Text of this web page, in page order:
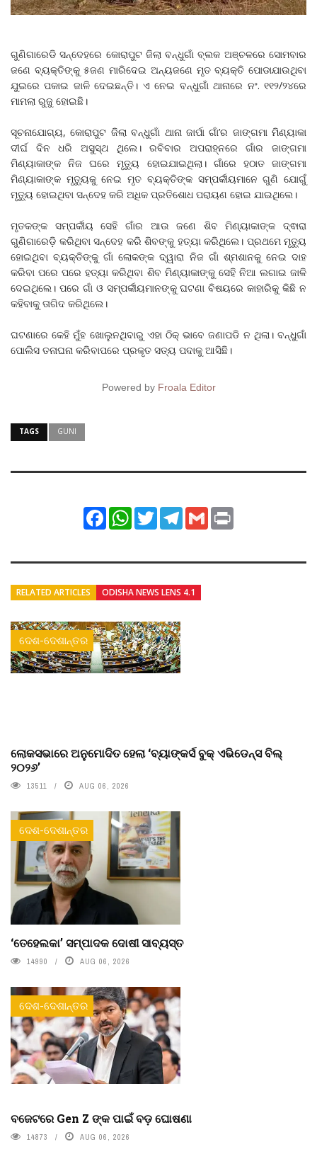
ଗୁଣିଗାରେଡି ସନ୍ଦେହରେ କୋରାପୁଟ ଜିଲା ବନ୍ଧୁଗାଁ ବ୍ଲକ ଅଞ୍ଚଳରେ ସୋମବାର
ଜଣେ ବ୍ୟକ୍ତିଙ୍କୁ ୫ଜଣ ମାରିଦେଇ ଅନ୍ୟଜଣେ ମୃତ ବ୍ୟକ୍ତି ପୋଡାଯାଉଥିବା
ଯୁଇରେ ପକାଇ ଜାଳି ଦେଇଛନ୍ତି। ଏ ନେଇ ବନ୍ଧୁଗାଁ ଥାନାରେ ନଂ. ୧୧୨/୨୪ରେ
ମାମଲା ରୁଜୁ ହୋଇଛି।
ସୂଚନାଯୋଗ୍ୟ, କୋରାପୁଟ ଜିଲା ବନ୍ଧୁଗାଁ ଥାନା ଜାର୍ପା ଗାଁ’ର ଜାଙ୍ଗମା ମିଣ୍ୟାକା
ଦୀର୍ଘ ଦିନ ଧରି ଅସୁସ୍ଥ ଥିଲେ। ରବିବାର ଅପରାହ୍ନରେ ଗାଁର ଜାଙ୍ଗମା
ମିଣ୍ୟାକାଙ୍କ ନିଜ ଘରେ ମୃତ୍ୟୁ ହୋଇଯାଇଥିଲା। ଗାଁରେ ହଠାତ ଜାଙ୍ଗମା
ମିଣ୍ୟାକାଙ୍କ ମୃତ୍ୟୁକୁ ନେଇ ମୃତ ବ୍ୟକ୍ତିଙ୍କ ସମ୍ପର୍କୀୟମାନେ ଗୁଣି ଯୋଗୁଁ
ମୃତ୍ୟୁ ହୋଇଥିବା ସନ୍ଦେହ କରି ଅଧିକ ପ୍ରତିଶୋଧ ପରାୟଣ ହୋଇ ଯାଇଥିଲେ।
ମୃତକଙ୍କ ସମ୍ପର୍କୀୟ ସେହି ଗାଁର ଆଉ ଜଣେ ଶିବ ମିଣ୍ୟାକାଙ୍କ ଦ୍ଵାରା
ଗୁଣିଗାରେଡ଼ି କରିଥିବା ସନ୍ଦେହ କରି ଶିବଙ୍କୁ ହତ୍ୟା କରିଥିଲେ। ପ୍ରଥମେ ମୃତ୍ୟୁ
ହୋଇଥିବା ବ୍ୟକ୍ତିଙ୍କୁ ଗାଁ ଲୋକଙ୍କ ଦ୍ୱାରା ନିଜ ଗାଁ ଶ୍ମଶାନକୁ ନେଇ ଦାହ
କରିବା ପରେ ପରେ ହତ୍ୟା କରିଥିବା ଶିବ ମିଣ୍ୟାକାଙ୍କୁ ସେହି ନିଆ ଲଗାଇ ଜାଳି
ଦେଇଥିଲେ। ପରେ ଗାଁ ଓ ସମ୍ପର୍କୀୟମାନଙ୍କୁ ଘଟଣା ବିଷୟରେ କାହାରିକୁ କିଛି ନ
କହିବାକୁ ତାଗିଦ କରିଥିଲେ।
ଘଟଣାରେ କେହି ମୁଁହ ଖୋଲୁନଥିବାରୁ ଏହା ଠିକ୍‌ ଭାବେ ଜଣାପଡି ନ ଥିଲା। ବନ୍ଧୁଗାଁ
ପୋଲିସ ତନାଘନା କରିବାପରେ ପ୍ରକୃତ ସତ୍ୟ ପଦାକୁ ଆସିଛି।
Powered by Froala Editor
TAGS GUNI
FacebookWhatsApp
TwitterTelegram
Gmail
RELATED ARTICLES ODISHA NEWS LENS 4.1
ଦେଶ-ଦେଶାନ୍ତର
ଲୋକସଭାରେ ଅନୁମୋଦିତ ହେଲା ‘ବ୍ୟାଙ୍କର୍ସ ବୁକ୍ ଏଭିଡେନ୍ସ ବିଲ୍
୨୦୨୬’
13511 AUG 06, 2026
ଦେଶ-ଦେଶାନ୍ତର
‘ତେହେଲକା’ ସମ୍ପାଦକ ଦୋଷୀ ସାବ୍ୟସ୍ତ
14990 AUG 06, 2026
ଦେଶ-ଦେଶାନ୍ତର
ବଜେଟରେ Gen Z ଙ୍କ ପାଇଁ ବଡ଼ ଘୋଷଣା
14873 AUG 06, 2026